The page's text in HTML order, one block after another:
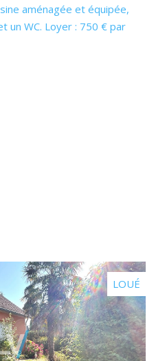
aménagée et équipée,
un WC. Loyer : 750 € par
LOUÉ